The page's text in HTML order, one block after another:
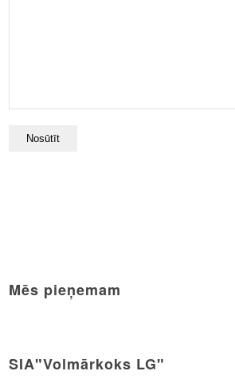
Mēs pieņemam
SIA"Volmārkoks LG"